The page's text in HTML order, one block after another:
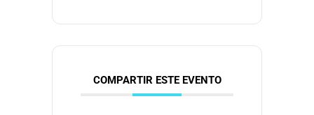
COMPARTIR ESTE EVENTO